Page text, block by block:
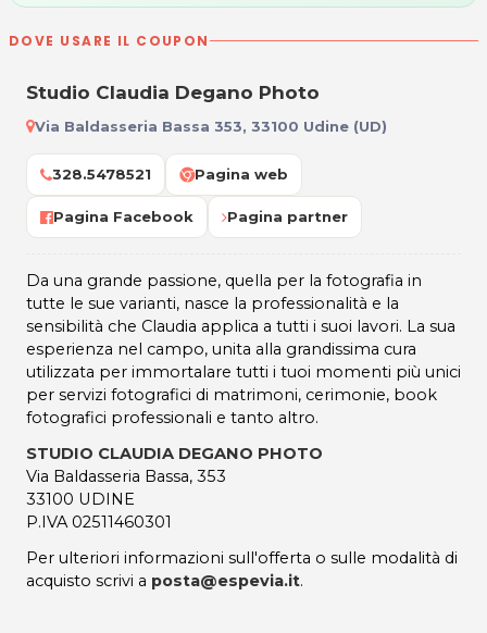
DOVE USARE IL COUPON
Studio Claudia Degano Photo
Via Baldasseria Bassa 353, 33100 Udine (UD)
328.5478521 Pagina web
Pagina Facebook Pagina partner
Da una grande passione, quella per la fotografia in
tutte le sue varianti, nasce la professionalità e la
sensibilità che Claudia applica a tutti i suoi lavori. La sua
esperienza nel campo, unita alla grandissima cura
utilizzata per immortalare tutti i tuoi momenti più unici
per servizi fotografici di matrimoni, cerimonie, book
fotografici professionali e tanto altro.
STUDIO CLAUDIA DEGANO PHOTO
Via Baldasseria Bassa, 353
33100 UDINE
P.IVA 02511460301
Per ulteriori informazioni sull'offerta o sulle modalità di
acquisto scrivi a posta@espevia.it.